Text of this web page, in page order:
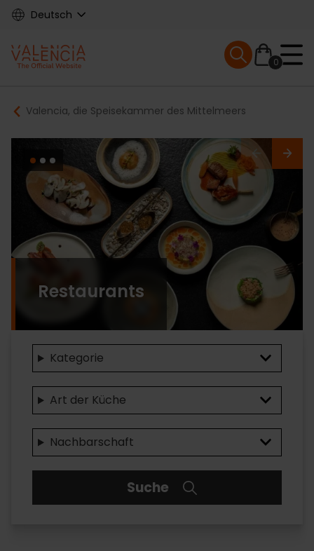
Skip
content
Deutsch
Main
navigation
0
Mobile menu
Breadcrumb
Valencia, die Speisekammer des Mittelmeers
Restaurants
Associated
resources
VV
-
Activity
Kategorie
Art der Küche
Nachbarschaft
Suche